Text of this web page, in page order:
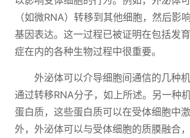
（如微RNA）转移到其他细胞，然后影
基因表达。这一过程已被证明在包括发
症在内的各种生物过程中很重要。
外泌体可以介导细胞间通信的几种
通过转移RNA分子，如上所述。另一种
蛋白质，这些蛋白质可以在受体细胞中
外，外泌体可以与受体细胞的质膜融合